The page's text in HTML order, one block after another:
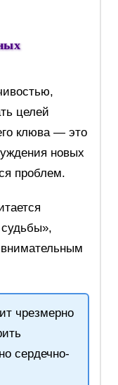
целей
клюва — это
новых
проблем.
чрезмерно
сердечно-